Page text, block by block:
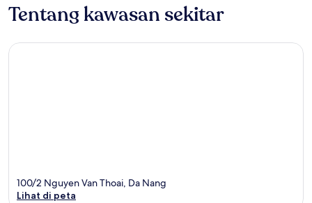
Tentang kawasan sekitar
100/2 Nguyen Van Thoai, Da Nang
Lihat di peta